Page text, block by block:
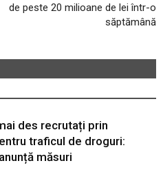
de peste 20 milioane de lei într-o
săptămână
des recrutați prin
traficul de droguri:
măsuri